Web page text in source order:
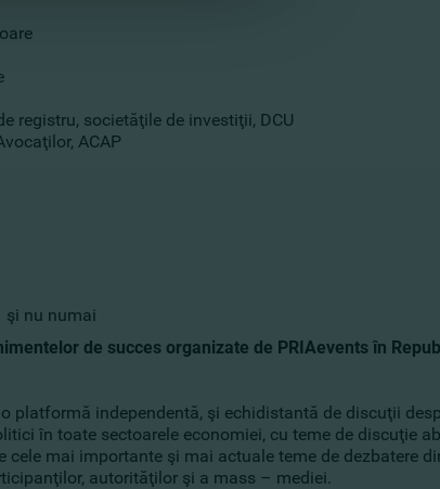
registru, societăţile de investiţii, DCU
ACAP
şi nu numai
de succes organizate de PRIAevents în
platformă independentă, şi echidistantă de discuţii
în toate sectoarele economiei, cu teme de discuţie
cele mai importante şi mai actuale teme de dezbatere
autorităţilor şi a mass – mediei.